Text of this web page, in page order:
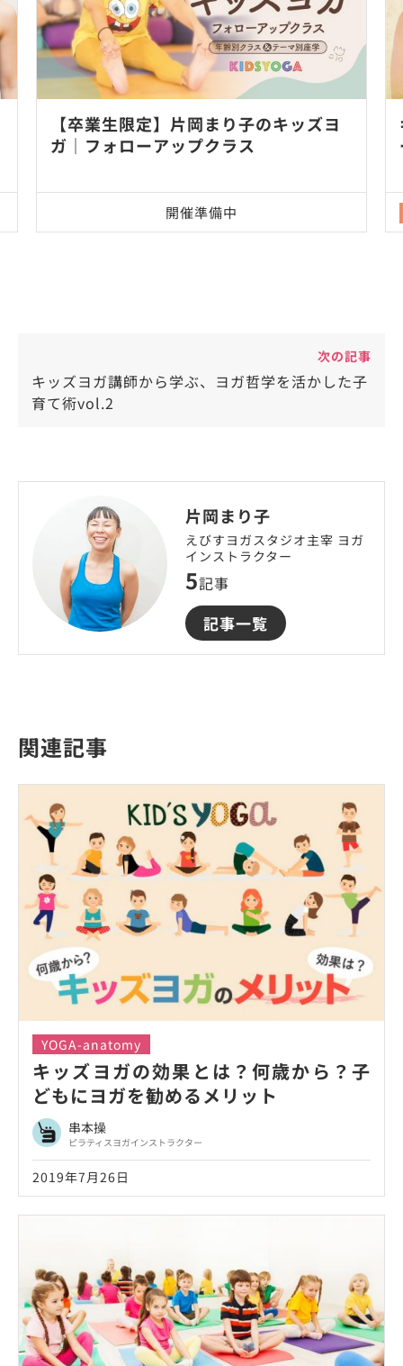
【卒業生限定】片岡まり子のキッズヨ
ガ｜フォローアップクラス
開催準備中
次の記事
キッズヨガ講師から学ぶ、ヨガ哲学を活かした子
育て術vol.2
片岡まり子
えびすヨガスタジオ主宰 ヨガ
インストラクター
5記事
記事一覧
関連記事
YOGA-anatomy
キッズヨガの効果とは？何歳から？子
どもにヨガを勧めるメリット
串本操
ピラティスヨガインストラクター
2019年7月26日